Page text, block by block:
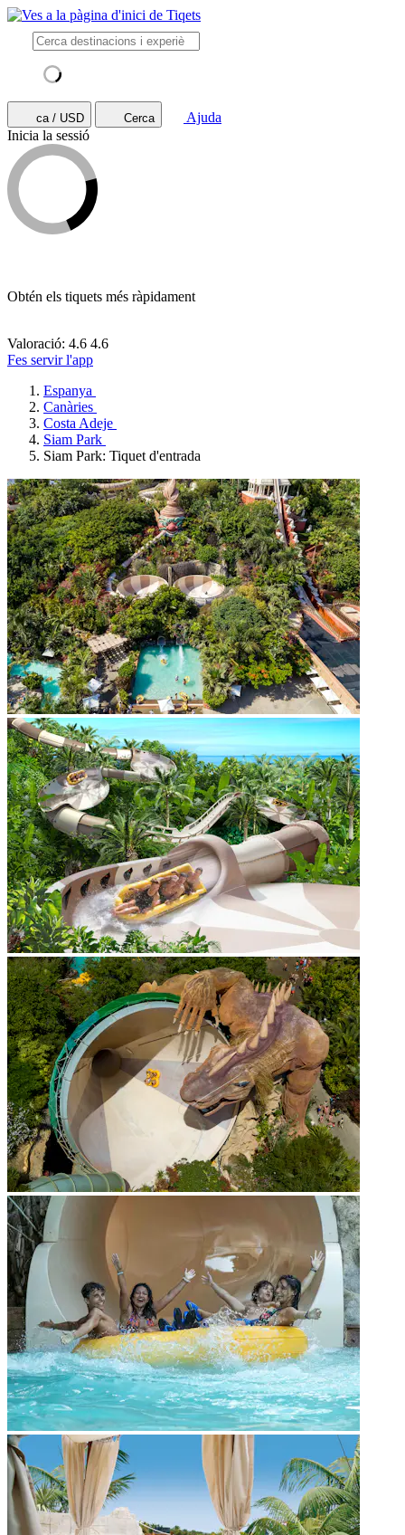
ca / USD Cerca
Ajuda
Inicia la sessió
Obtén els tiquets més ràpidament
Valoració: 4.6 4.6
Fes servir l'app
Espanya
Canàries
Costa Adeje
Siam Park
Siam Park: Tiquet d'entrada